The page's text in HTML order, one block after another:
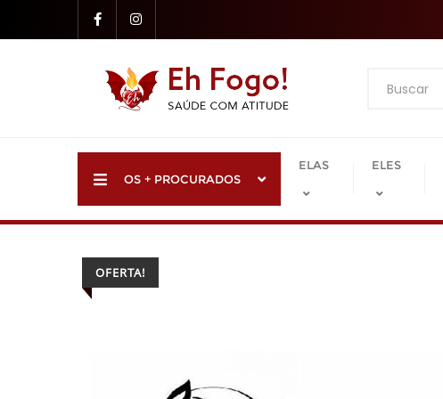
to
OS + PROCURADOS
ELAS ELES
OFERTA!